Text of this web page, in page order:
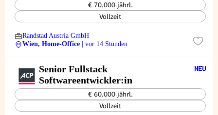
€ 70.000 jährl.
Vollzeit
Randstad Austria GmbH
Wien, Home-Office
| vor 14 Stunden
Senior Fullstack
Softwareentwickler:in
€ 60.000 jährl.
Vollzeit